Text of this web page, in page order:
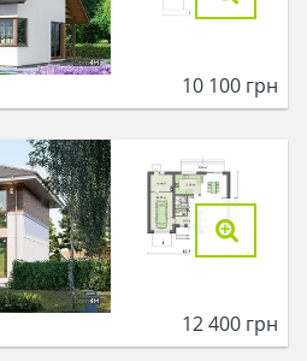
10 100 грн
12 400 грн